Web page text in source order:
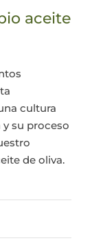
aceite
cultura
su proceso
de oliva.